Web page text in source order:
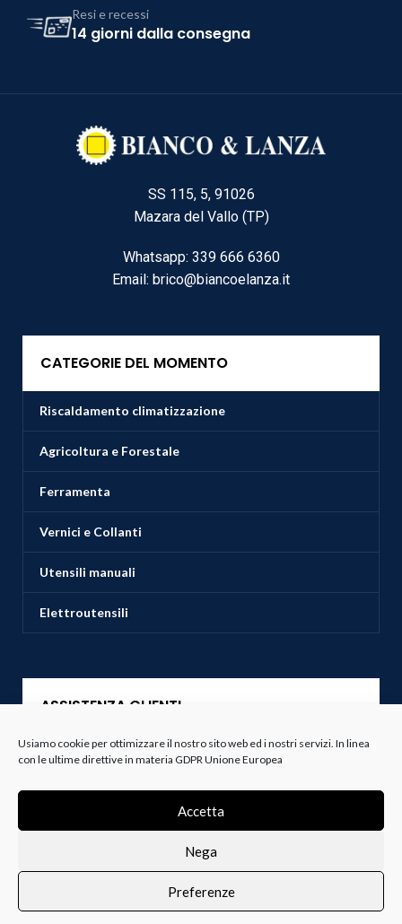
Usiamo cookie per ottimizzare il nostro sito web ed i nostri servizi. In linea
con le ultime direttive in materia GDPR Unione Europea
Accetta
Nega
Preferenze
Resi e recessi
14 giorni dalla consegna
SS 115, 5, 91026
Mazara del Vallo (TP)
Whatsapp: 339 666 6360
Email: brico@biancoelanza.it
CATEGORIE DEL MOMENTO
Riscaldamento climatizzazione
Agricoltura e Forestale
Ferramenta
Vernici e Collanti
Utensili manuali
Elettroutensili
ASSISTENZA CLIENTI
Servizio Clienti
Spedizioni
Resi e Recessi
Termini e Condizioni